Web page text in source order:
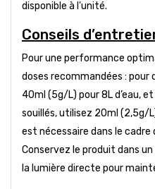
disponible à l'unité.
Conseils
Pour une performance
doses recommandées : pour
40ml (5g/L) pour 8L d’eau,
souillés, utilisez 20ml (2,5g/
est nécessaire dans le cadre
Conservez le produit dans
la lumière directe pour